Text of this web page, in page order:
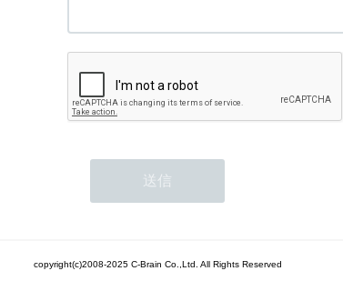
copyright(c)2008-2025 C-Brain Co.,Ltd. All Rights Reserved